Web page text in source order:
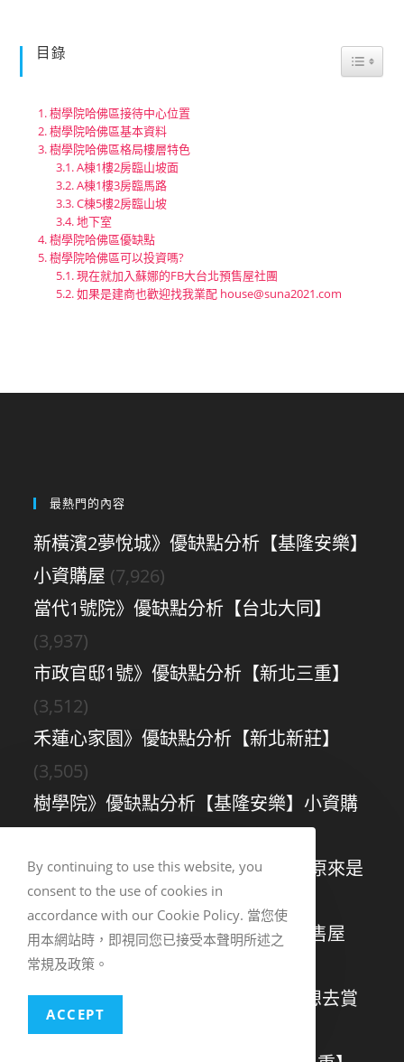
目錄
樹學院哈佛區接待中心位置
樹學院哈佛區基本資料
樹學院哈佛區格局樓層特色
A棟1樓2房臨山坡面
A棟1樓3房臨馬路
C棟5樓2房臨山坡
地下室
樹學院哈佛區優缺點
樹學院哈佛區可以投資嗎?
現在就加入蘇娜的FB大台北預售屋社團
如果是建商也歡迎找我業配 house@suna2021.com
最熱門的內容
新橫濱2夢悅城》優缺點分析【基隆安樂】
小資購屋 (7,926)
當代1號院》優缺點分析【台北大同】
(3,937)
市政官邸1號》優缺點分析【新北三重】
(3,512)
禾蓮心家園》優缺點分析【新北新莊】
(3,505)
樹學院》優缺點分析【基隆安樂】小資購
★宏盛心中央◉預售屋-好險有先看原來是
這樣(2,823)
江陵天碩中央特區
新店央北預售屋
(2,210)
〖天空之邑〗洲子洋預售屋左思右想去賞
屋(2,200)
By continuing to use this website, you
consent to the use of cookies in
accordance with our Cookie Policy. 當您使
用本網站時，即視同您已接受本聲明所述之
常規及政策。
ACCEPT